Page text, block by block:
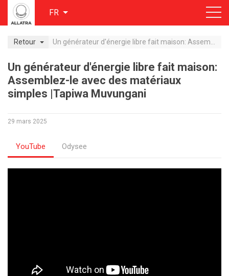
FR
Retour
Un générateur d'énergie libre fait maison:
Assemblez-le avec des matériaux
simples |Tapiwa Muvungani
29 mars 2025
YouTube Odysee